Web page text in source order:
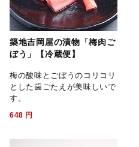
築地吉岡屋の漬物「梅肉ご
ぼう」【冷蔵便】
梅の酸味とごぼうのコリコリ
とした歯ごたえが美味しいで
す。
648 円